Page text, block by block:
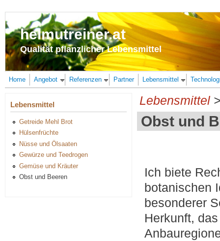
Direkt zum Inhalt
helmutreiner.at
Qualität pflanzlicher Lebensmittel
Home Angebot Referenzen Partner Lebensmittel
Lebensmittel
Getreide Mehl Brot
Hülsenfrüchte
Nüsse und Ölsaaten
Gewürze und Teedrogen
Gemüse und Kräuter
Obst und Beeren
Lebensmittel
Obst und
Ich biete
botanischen
besonderer
Herkunft,